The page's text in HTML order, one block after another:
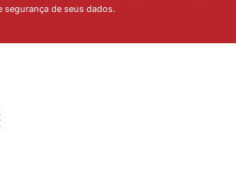
segurança de seus dados.